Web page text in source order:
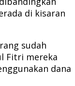
di kisaran
sudah
Fitri mereka
dana